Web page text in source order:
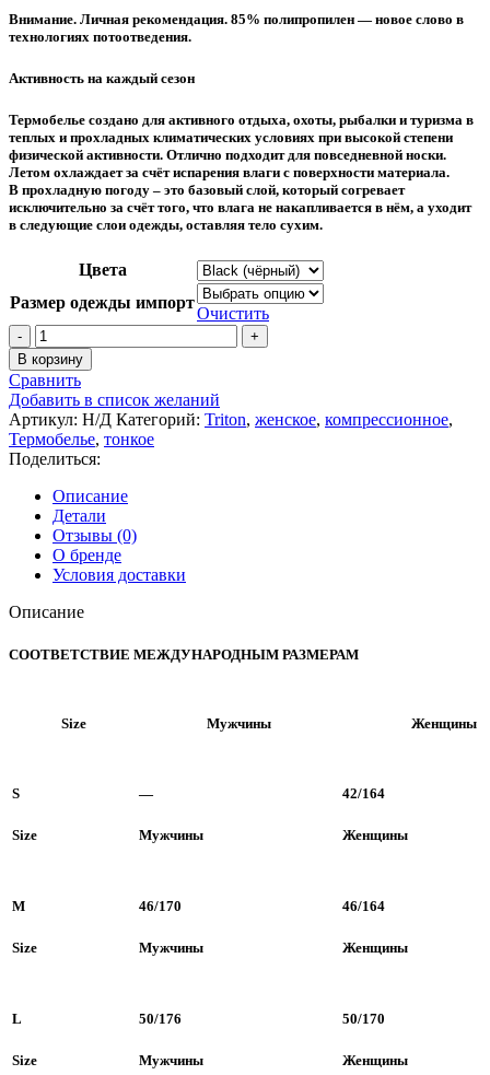
составляла
4890,00 ₽.
4400,00 ₽.
Внимание. Личная рекомендация. 85% полипропилен — новое слово в
технологиях потоотведения.
Активность на каждый сезон
Термобелье создано для активного отдыха, охоты, рыбалки и туризма в
теплых и прохладных климатических условиях при высокой степени
физической активности. Отлично подходит для повседневной носки.
Летом охлаждает за счёт испарения влаги с поверхности материала.
В прохладную погоду – это базовый слой, который согревает
исключительно за счёт того, что влага не накапливается в нём, а уходит
в следующие слои одежды, оставляя тело сухим.
Цвета
Размер одежды импорт
Очистить
Количество
товара
Термобелье
"ФУЛЛ
ЭНЕРДЖИ"
В корзину
Сравнить
Добавить в список желаний
Артикул: Н/Д Категорий: Triton, женское, компрессионное,
Термобелье, тонкое
Поделиться:
Описание
Детали
Отзывы (0)
О бренде
Условия доставки
Описание
СООТВЕТСТВИЕ МЕЖДУНАРОДНЫМ РАЗМЕРАМ
Size Мужчины Женщины
S
Size
—
Мужчины
42/164
Женщины
M
Size
46/170
Мужчины
46/164
Женщины
L
Size
50/176
Мужчины
50/170
Женщины